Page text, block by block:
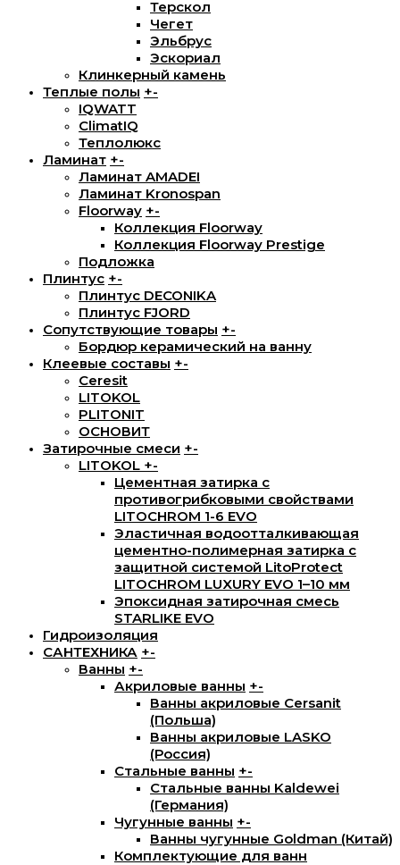
Терскол
Чегет
Эльбрус
Эскориал
Клинкерный камень
Теплые полы +-
IQWATT
ClimatIQ
Теплолюкс
Ламинат +-
Ламинат AMADEI
Ламинат Kronospan
Floorway +-
Коллекция Floorway
Коллекция Floorway Prestige
Подложка
Плинтус +-
Плинтус DECONIKA
Плинтус FJORD
Сопутствующие товары +-
Бордюр керамический на ванну
Клеевые составы +-
Ceresit
LITOKOL
PLITONIT
ОСНОВИТ
Затирочные смеси +-
LITOKOL +-
Цементная затирка с
противогрибковыми свойствами
LITOCHROM 1-6 EVO
Эластичная водоотталкивающая
цементно-полимерная затирка с
защитной системой LitoProtect
LITOCHROM LUXURY EVO 1–10 мм
Эпоксидная затирочная смесь
STARLIKE EVO
Гидроизоляция
САНТЕХНИКА +-
Ванны +-
Акриловые ванны +-
Ванны акриловые Cersanit
(Польша)
Ванны акриловые LASKO
(Россия)
Стальные ванны +-
Стальные ванны Kaldewei
(Германия)
Чугунные ванны +-
Ванны чугунные Goldman (Китай)
Комплектующие для ванн